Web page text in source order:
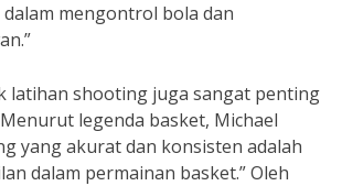
mengontrol bola dan
latihan shooting juga sangat penting
legenda basket, Michael
yang akurat dan konsisten adalah
dalam permainan basket.” Oleh